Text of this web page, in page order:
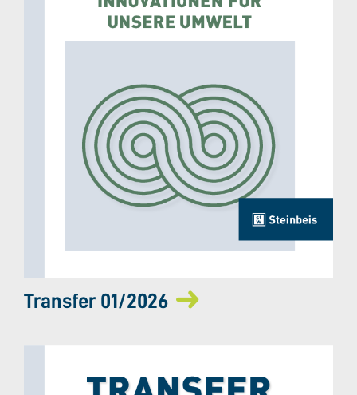
Transfer 01/2026